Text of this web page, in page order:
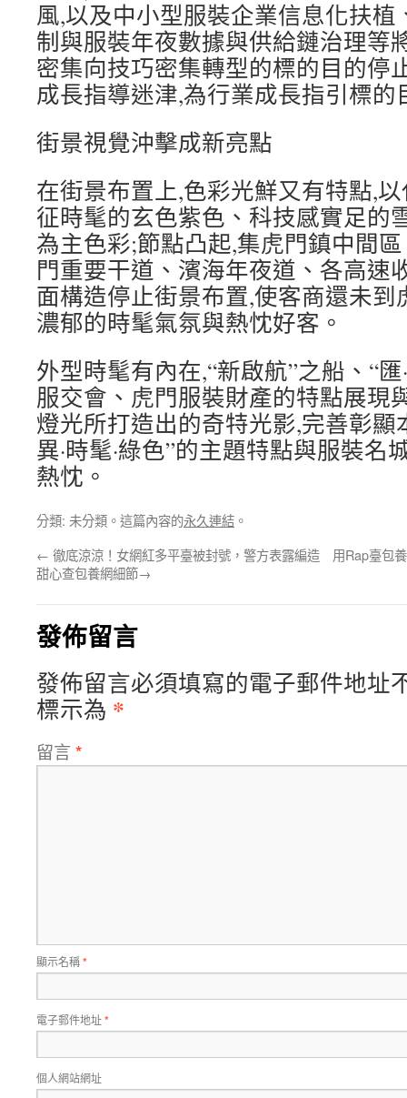
風,以及中小型服裝企業信息化扶
制與服裝年夜數據與供給鏈治理等
密集向技巧密集轉型的標的目的停
成長指導迷津,為行業成長指引標的
街景視覺沖擊成新亮點
在街景布置上,色彩光鮮又有特點,
征時髦的玄色紫色、科技感實足的
為主色彩;節點凸起,集虎門鎮中間
門重要干道、濱海年夜道、各高速
面構造停止街景布置,使客商還未
濃郁的時髦氣氛與熱忱好客。
外型時髦有內在,“新啟航”之船、“
服交會、虎門服裝財產的特點展現
燈光所打造出的奇特光影,完善彰顯
異·時髦·綠色”的主題特點與服裝名
熱忱。
分類: 未分類。這篇內容的永久連結 。
← 徹底涼涼！女網紅多平臺被封號，警方表露編造
甜心查包養網細節→
用Rap臺包
發佈留言
發佈留言必須填寫的電子郵件地址
標示為 *
留言 *
顯示名稱*
電子郵件地址*
個人網站網址